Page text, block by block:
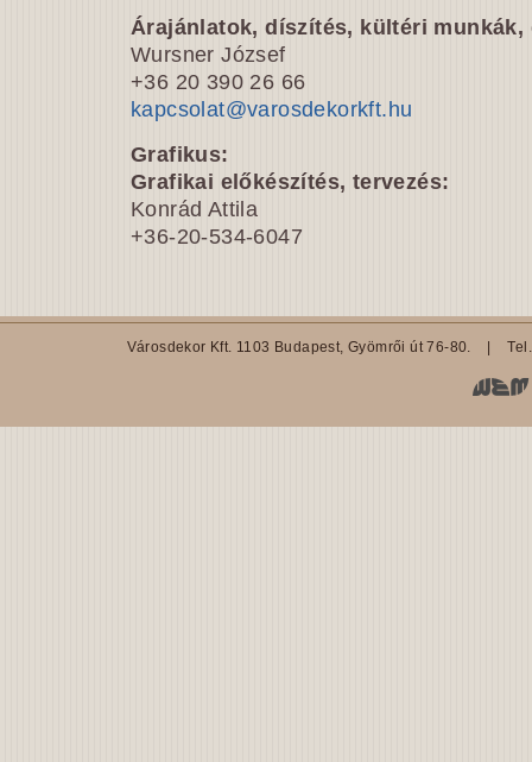
Árajánlatok, díszítés, kültéri
Wursner József
+36 20 390 26 66
kapcsolat@varosdekorkft.hu
Grafikus:
Grafikai előkészítés, tervezés:
Konrád Attila
+36-20-534-6047
Városdekor Kft. 1103 Budapest, Gyömrői út 76-80. |